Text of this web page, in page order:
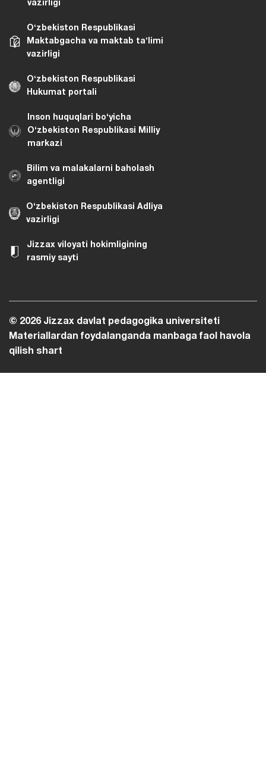
vazirligi
Oʻzbekiston Respublikasi
Maktabgacha va maktab taʼlimi
vazirligi
Oʻzbekiston Respublikasi
Hukumat portali
Inson huquqlari bo‘yicha
O‘zbekiston Respublikasi Milliy
markazi
Bilim va malakalarni baholash
agentligi
O‘zbekiston Respublikasi Adliya
vazirligi
Jizzax viloyati hokimligining
rasmiy sayti
© 2026 Jizzax davlat pedagogika universiteti
Materiallardan foydalanganda manbaga faol havola
qilish shart